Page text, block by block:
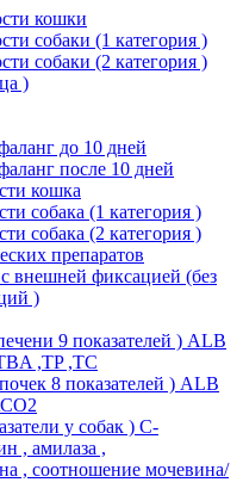
кошки
собаки (1 категория )
собаки (2 категория )
)
до 10 дней
после 10 дней
кошка
собака (1 категория )
собака (2 категория )
препаратов
внешней фиксацией (без
)
9 показателей ) ALB
,TP ,TC
8 показателей ) ALB
у собак ) С-
, амилаза ,
, соотношение мочевина/